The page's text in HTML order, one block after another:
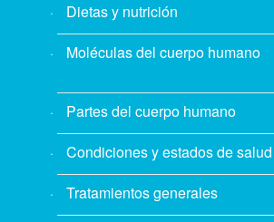
Dietas y nutrición
Moléculas del cuerpo humano
Partes del cuerpo humano
Condiciones y estados de salud
Tratamientos generales